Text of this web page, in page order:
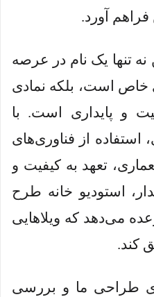
آورد.
نه تنها یک نام در عرصه
است، بلکه نمادی
و پایداری است. با
استفاده از فناوری‌های
تعهد به کیفیت و
استودیو خانه طرح
می‌دهد که ویلاهایی
کند.
طراحی ما و بررسی